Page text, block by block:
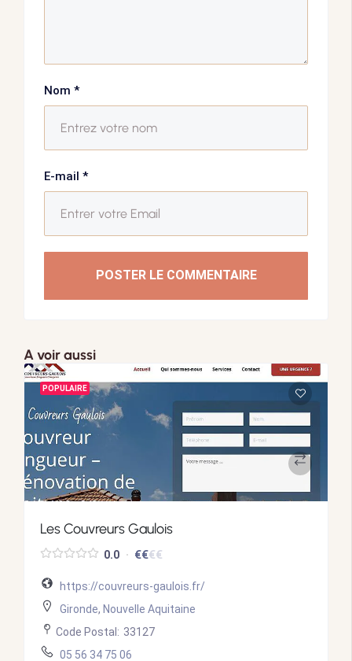
Nom *
E-mail *
POSTER LE COMMENTAIRE
A voir aussi
POPULAIRE
Les Couvreurs Gaulois
0.0 €€€€
https://couvreurs-gaulois.fr/
Gironde, Nouvelle Aquitaine
Code Postal: 33127
05 56 34 75 06